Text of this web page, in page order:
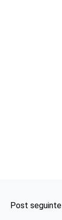
Post seguinte